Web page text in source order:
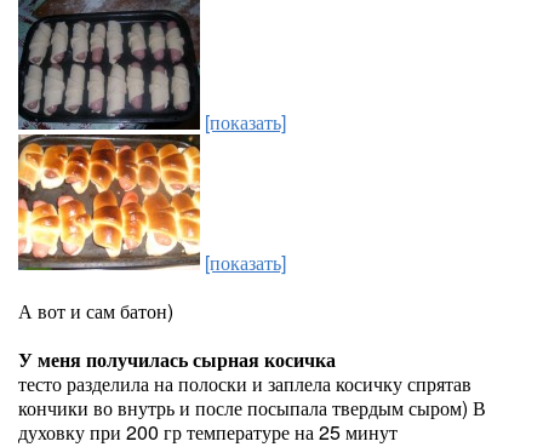
[показать]
[показать]
А вот и сам батон)
У меня получилась сырная косичка
тесто разделила на полоски и заплела косичку спрятав
кончики во внутрь и после посыпала твердым сыром) В
духовку при 200 гр температуре на 25 минут